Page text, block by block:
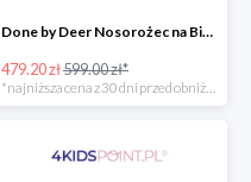
Done by Deer Nosorożec na Biegunach -20%
479.20 zł599.00 zł*
*najniższa cena z 30 dni przed obniżką